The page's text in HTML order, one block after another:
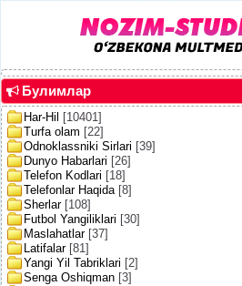
Булимлар
Har-Hil
[10401]
Turfa olam [22]
Odnoklassniki Sirlari [39]
Dunyo Habarlari [26]
Telefon Kodlari [18]
Telefonlar Haqida [8]
Sherlar [108]
Futbol Yangiliklari [30]
Maslahatlar [37]
Latifalar [81]
Yangi Yil Tabriklari [2]
Senga Oshiqman [3]